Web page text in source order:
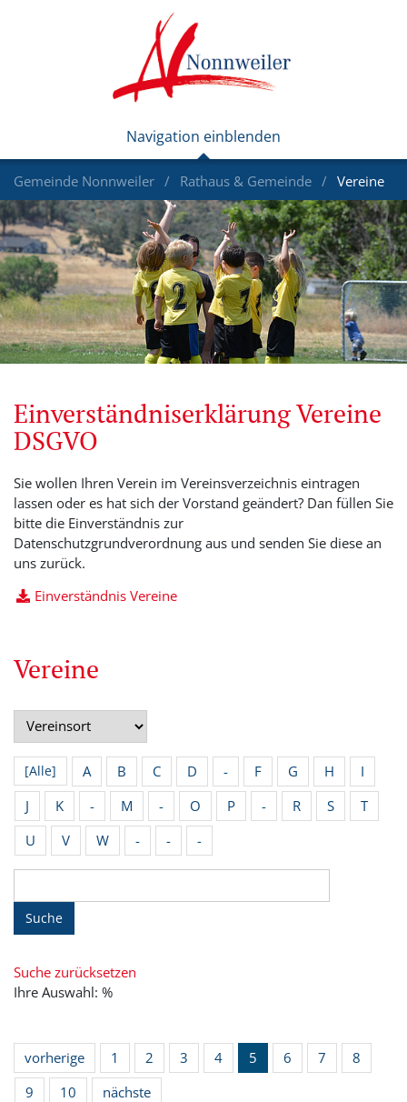
Gemeinde Nonnweiler Rathaus & Gemeinde Vereine
Einverständniserklärung Vereine
DSGVO
Sie wollen Ihren Verein im Vereinsverzeichnis eintragen
lassen oder es hat sich der Vorstand geändert? Dan füllen Sie
bitte die Einverständnis zur
Datenschutzgrundverordnung aus und senden Sie diese an
uns zurück.
Einverständnis Vereine
Vereine
[Alle] A B C D - F G H
I
J
K - M - O P - R S
T
U
V W - - -
Suche
Suche zurücksetzen
Ihre Auswahl: %
vorherige 1 2 3 4 5 6 7
8
9
10 nächste